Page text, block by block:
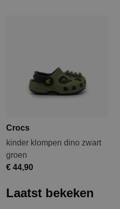
Crocs
kinder klompen dino zwart
groen
€ 44,90
Laatst bekeken